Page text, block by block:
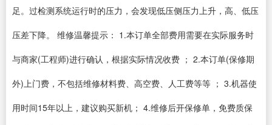
足。过检测系统运行时的压力，会发现低压侧压力上升，高、低压
压差下降。 维修温馨提示： 1.本订单全部费用需要在实际服务时
与商家(工程师)进行确认，根据实际情况收费 ； 2.本订单(保修期
外)上门费，不包括维修材料费、高空费、人工费等等 ； 3.机器使
用时间15年以上，建议购买新机； 4.维修后开保修单，免费质保